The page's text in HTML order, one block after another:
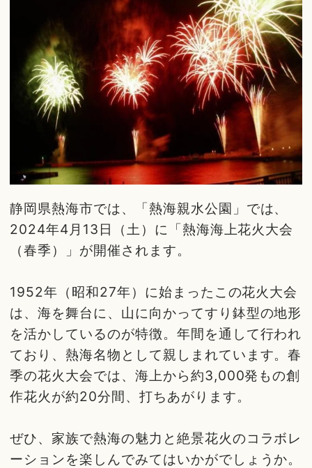
静岡県熱海市では、「熱海親水公園」では、
2024年4月13日（土）に「熱海海上花火大会
（春季）」が開催されます。
1952年（昭和27年）に始まったこの花火大会
は、海を舞台に、山に向かってすり鉢型の地形
を活かしているのが特徴。年間を通して行われ
ており、熱海名物として親しまれています。春
季の花火大会では、海上から約3,000発もの創
作花火が約20分間、打ちあがります。
ぜひ、家族で熱海の魅力と絶景花火のコラボレ
ーションを楽しんでみてはいかがでしょうか。